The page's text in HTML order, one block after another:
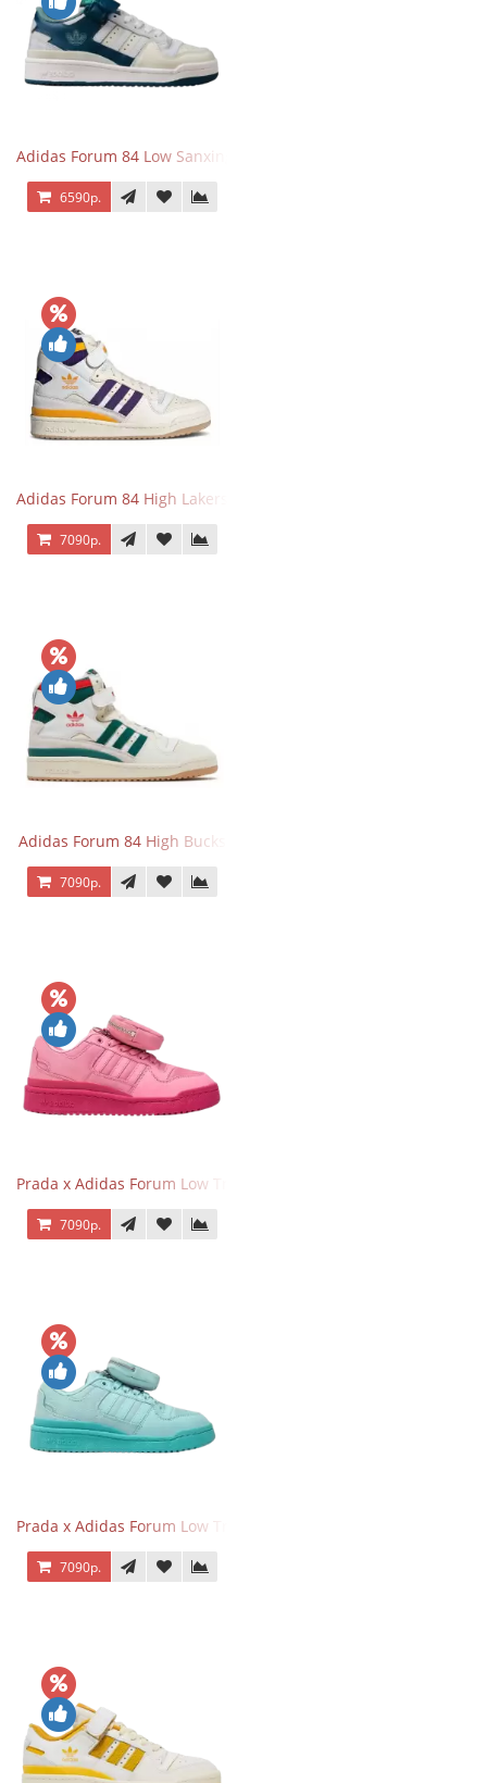
Adidas Forum 84 Low Sanxingdui
6590р.
Adidas Forum 84 High Lakers
7090р.
Adidas Forum 84 High Bucks
7090р.
Prada x Adidas Forum Low Triple Pink
7090р.
Prada x Adidas Forum Low Triple Mint
7090р.